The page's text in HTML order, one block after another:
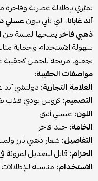
تميّزي بإطلالة عصرية وفاخرة
آند غابانا، التي تأتي بلونعسلي
ذهبي فاخريمنحها لمسة من
سهولة الاستخدام وحماية
يجعلها مريحة للحمل كحقيبة
مواصفات الحقيبة:
العلامة التجارية: دولتشي آند
التصميم:كروس بودي فلاب
اللون: عسلي أنيق
الخامة:جلد فاخر
التفاصيل: شعار ذهبي بارز
الحزام: قابل للتعديل لمرونة
الاستخدام: مناسبة